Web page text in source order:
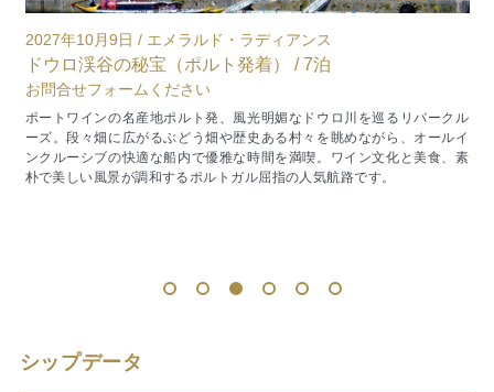
2027年10月9日 / エメラルド・ラディアンス
ドウロ渓谷の秘宝（ポルト発着） / 7泊
お問合せフォームください
ポートワインの名産地ポルト発、風光明媚なドウロ川を巡るリバークル
ーズ。段々畑に広がるぶどう畑や歴史ある村々を眺めながら、オールイ
ンクルーシブの快適な船内で優雅な時間を満喫。ワイン文化と美食、素
朴で美しい風景が調和するポルトガル屈指の人気航路です。
1 2 3 4 5 6
シップデータ